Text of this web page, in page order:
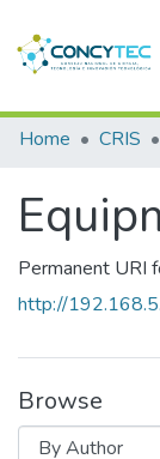
Communities &
Projects
People
Home CRIS
Permanent URI
http://
Browse